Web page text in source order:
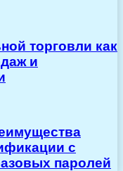
торговли как
и
с
паролей